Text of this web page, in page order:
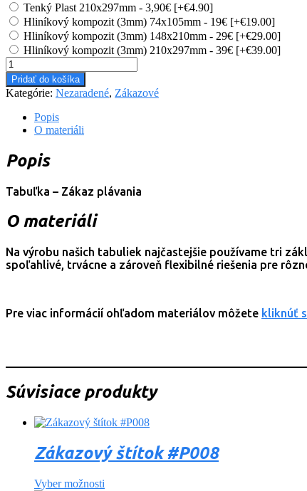
Tenký Plast 210x297mm - 3,90€ [+€4.90]
Hliníkový kompozit (3mm) 74x105mm - 19€ [+€19.00]
Hliníkový kompozit (3mm) 148x210mm - 29€ [+€29.00]
Hliníkový kompozit (3mm) 210x297mm - 39€ [+€39.00]
množstvo
#NO017
Zákaz
plávania
Pridať do košíka
Kategórie: Nezaradené, Zákazové
Popis
O materiáli
Popis
Tabuľka – Zákaz plávania
O materiáli
Na výrobu našich tabuliek najčastejšie používame tri
spoľahlivé, trvácne a zároveň flexibilné riešenia pre
Pre viac informácií ohľadom materiálov môžete kliknúť
Súvisiace produkty
Zákazový štítok #P008
Vyber možnosti